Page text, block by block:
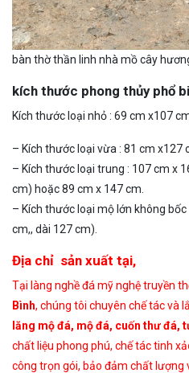
bàn thờ thần linh nhà mồ cây
kích thước phong thủy phổ
Kích thước loại nhỏ : 69 cm x107
– Kích thước loại vừa : 81 cm x127
– Kích thước loại trung : 107 cm x
cm) hoặc 89 cm x 147 cm.
– Kích thước loại mộ lớn không
cm,, dài 127 cm).
Địa chỉ sản xuất tại,
Tại l àng nghề đá mỹ nghệ truyền
Bình, chúng tôi chuyên chế tác và
lăng mộ đá, mộ đá, cuốn thư đá,
chất liệu phong phú, chế tác tinh
công trọn gói, bảo đảm chất lượng